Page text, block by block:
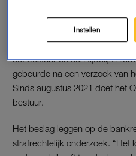
De rechtbank in Amsterdam
Lienden en andere
het bestuur en een tijdelijk
gebeurde na een verzoek van
Sinds augustus 2021 doet het
bestuur.
Het beslag leggen op de
strafrechtelijk onderzoek. “Het
Instellen